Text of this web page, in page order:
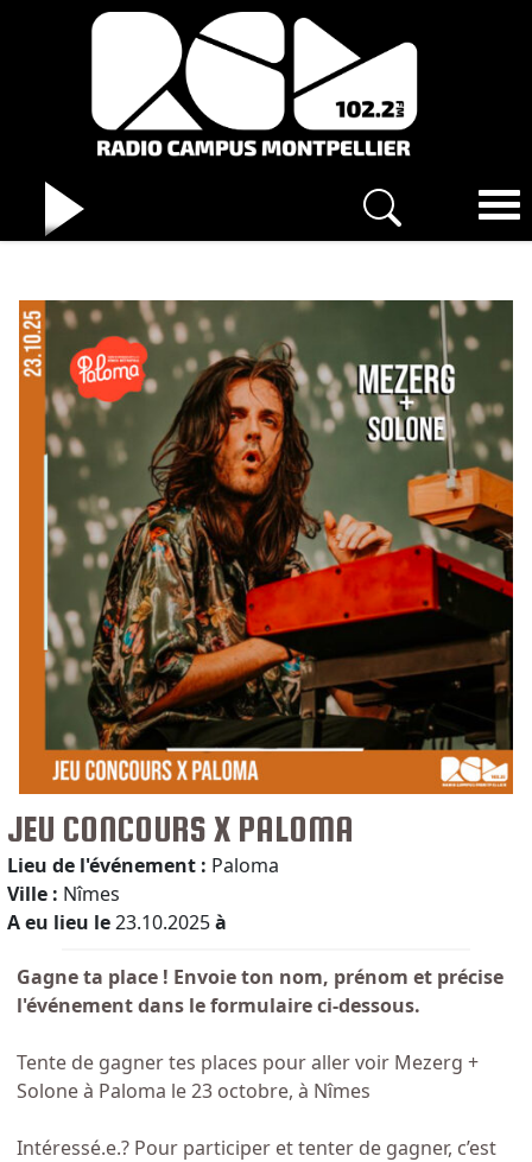
JEU CONCOURS X PALOMA
Lieu de l'événement : Paloma
Ville : Nîmes
A eu lieu le23.10.2025à
Gagne ta place ! Envoie ton nom, prénom et précise
l'événement dans le formulaire ci-dessous.
Tente de gagner tes places pour aller voir Mezerg +
Solone à Paloma le 23 octobre, à Nîmes
Intéressé.e.? Pour participer et tenter de gagner, c’est